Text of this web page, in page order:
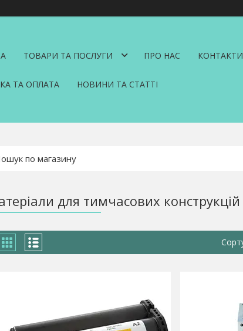
ТОВАРИ ТА ПОСЛУГИ ПРО НАС КОНТАКТИ
ТА ОПЛАТА НОВИНИ ТА СТАТТІ
для тимчасових конструкцій